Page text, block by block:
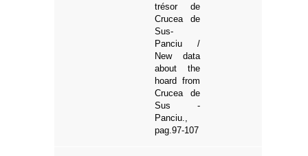
trésor de
Crucea de
Sus-
Panciu /
New data
about the
hoard from
Crucea de
Sus -
Panciu.,
pag.97-107